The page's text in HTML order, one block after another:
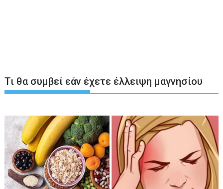
Τι θα συμβεί εάν έχετε έλλειψη μαγνησίου